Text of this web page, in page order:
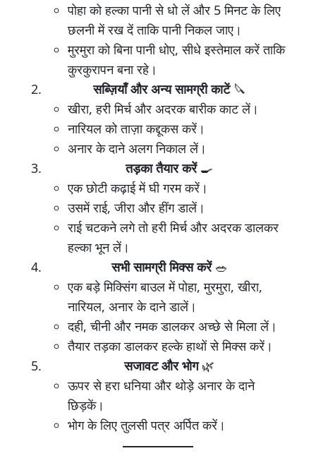
पोहा को हल्का पानी से धो लें और 5 मिनट के लिए
छलनी में रख दें ताकि पानी निकल जाए।
मुरमुरा को बिना पानी धोए, सीधे इस्तेमाल करें ताकि
कुरकुरापन बना रहे।
सब्ज़ियाँ और अन्य सामग्री काटें🔪
खीरा, हरी मिर्च और अदरक बारीक काट लें।
नारियल को ताज़ा कद्दूकस करें।
अनार के दाने अलग निकाल लें।
तड़का तैयार करें🍳
एक छोटी कढ़ाई में घी गरम करें।
उसमें राई, जीरा और हींग डालें।
राई चटकने लगे तो हरी मिर्च और अदरक डालकर
हल्का भून लें।
सभी सामग्री मिक्स करें🥗
एक बड़े मिक्सिंग बाउल में पोहा, मुरमुरा, खीरा,
नारियल, अनार के दाने डालें।
दही, चीनी और नमक डालकर अच्छे से मिला लें।
तैयार तड़का डालकर हल्के हाथों से मिक्स करें।
सजावट और भोग🌿
ऊपर से हरा धनिया और थोड़े अनार के दाने
छिड़कें।
भोग के लिए तुलसी पत्र अर्पित करें।